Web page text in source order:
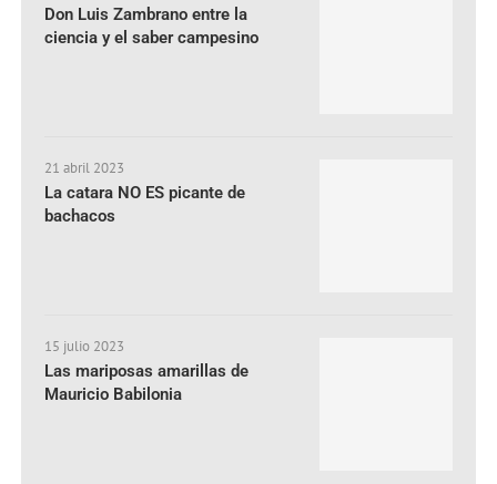
Don Luis Zambrano entre la
ciencia y el saber campesino
21 abril 2023
La catara NO ES picante de
bachacos
15 julio 2023
Las mariposas amarillas de
Mauricio Babilonia